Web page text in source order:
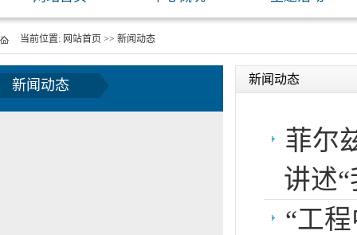
当前位置: 网站首页 >> 新闻动态
新闻动态 新闻动态
菲尔
讲述
“工